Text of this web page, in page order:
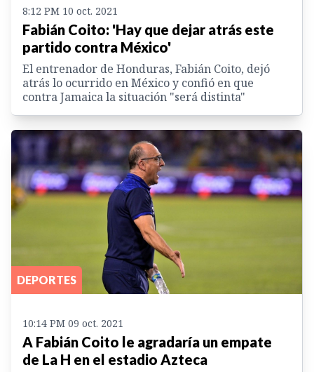
8:12 PM 10 oct. 2021
Fabián Coito: 'Hay que dejar atrás este
partido contra México'
El entrenador de Honduras, Fabián Coito, dejó
atrás lo ocurrido en México y confió en que
contra Jamaica la situación "será distinta"
DEPORTES
10:14 PM 09 oct. 2021
A Fabián Coito le agradaría un empate
de La H en el estadio Azteca